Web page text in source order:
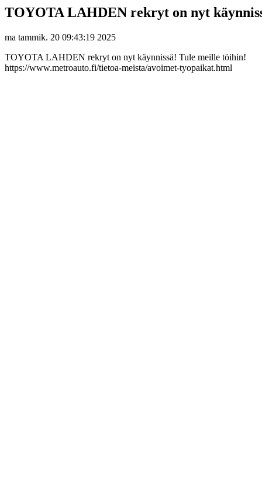
TOYOTA LAHDEN rekryt on nyt
ma tammik. 20 09:43:19 2025
TOYOTA LAHDEN rekryt on nyt käynnissä! Tule meille töihin!
https://www.metroauto.fi/tietoa-meista/avoimet-tyopaikat.html